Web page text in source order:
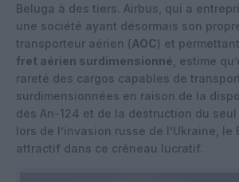
Beluga à des tiers. Airbus, qui a
une société ayant désormais son
transporteur aérien (AOC) et
fret aérien surdimensionné , estime
rareté des cargos capables de
surdimensionnées en raison de la
des An-124 et de la destruction du
lors de l’invasion russe de l’Ukraine, le
attractif dans ce créneau lucratif.